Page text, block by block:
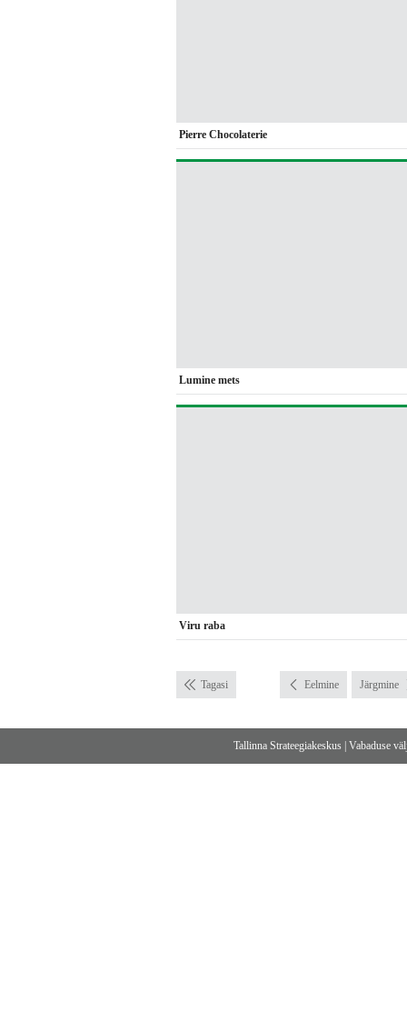
Pierre Chocolaterie
Lumine mets
Viru raba
Tagasi Eelmine Järgmine
Tallinna Strateegiakeskus Vabaduse